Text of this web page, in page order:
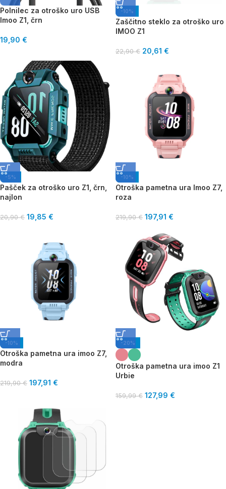
Polnilec za otroško uro USB
Imoo Z1, črn
19,90 €
-10%
Zaščitno steklo za otroško uro
IMOO Z1
22,90€ 20,61 €
-5%
Pašček za otroško uro Z1, črn,
najlon
20,90€ 19,85 €
-10%
Otroška pametna ura Imoo Z7,
roza
219,90€ 197,91 €
-10%
Otroška pametna ura imoo Z7,
modra
219,90€ 197,91 €
-20%
Otroška pametna ura imoo Z1
Urbie
159,99€ 127,99 €